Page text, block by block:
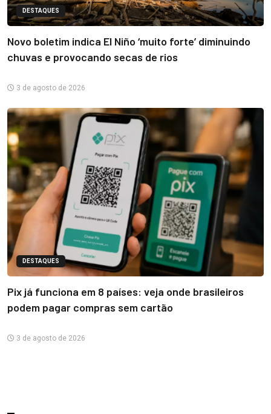
DESTAQUES
Novo boletim indica El Niño ‘muito forte’ diminuindo
chuvas e provocando secas de rios
3 de agosto de 2026
DESTAQUES
Pix já funciona em 8 países: veja onde brasileiros
podem pagar compras sem cartão
3 de agosto de 2026